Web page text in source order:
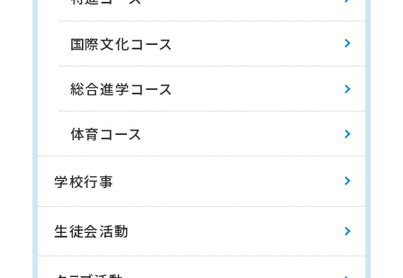
国際文化コース
総合進学コース
体育コース
学校行事
生徒会活動